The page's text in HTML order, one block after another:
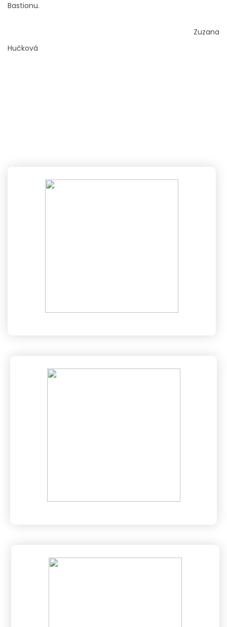
Bastionu.
Zuzana
Hučková